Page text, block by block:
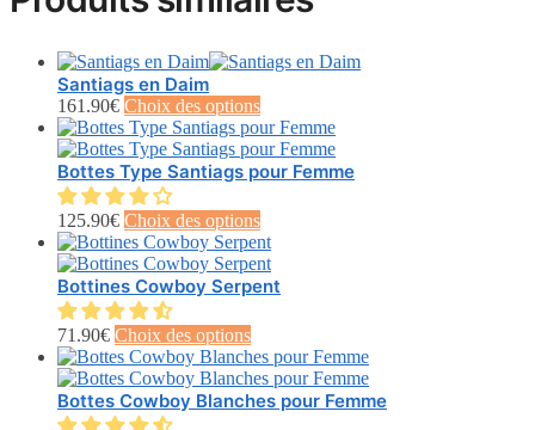
Santiags en Daim
161.90€ Choix des optionsCe
produit
a
plusieurs
Les
options
peuvent
être
choisies
page
du
produit
Bottes Type Santiags pour Femme
125.90€ Choix des optionsCe
produit
a
plusieurs
options
peuvent
être
choisies
Bottines Cowboy Serpent
71.90€ Choix des optionsCe
produit
a
plusieurs
Bottes Cowboy Blanches pour Femme